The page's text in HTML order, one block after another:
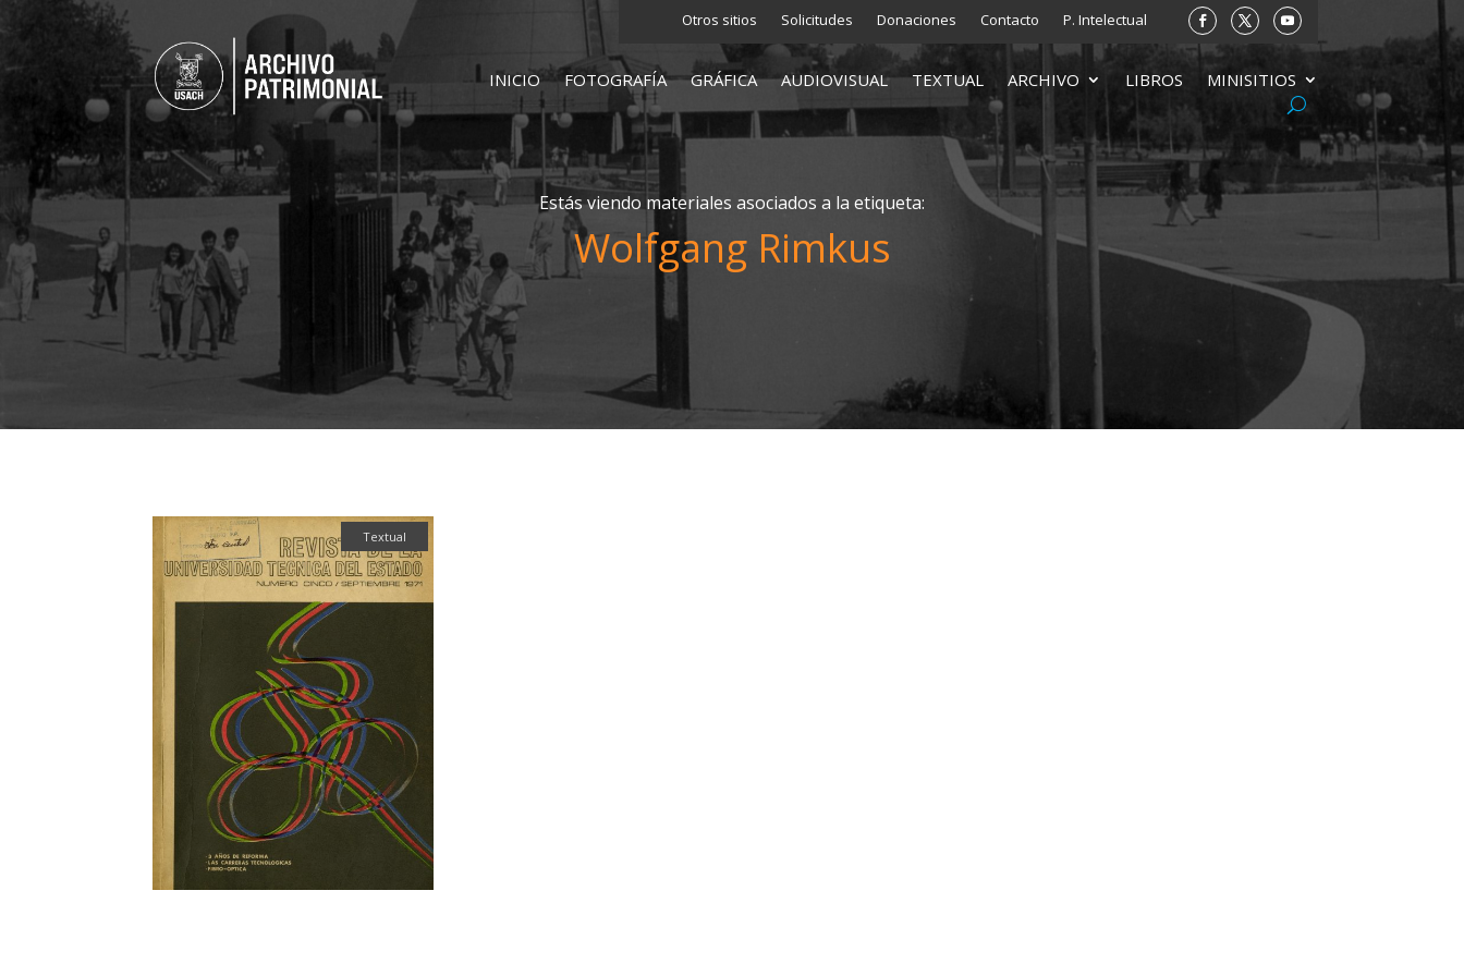
Otros sitios Solicitudes Donaciones Contacto P. Intelectual
INICIO FOTOGRAFÍA GRÁFICA AUDIOVISUAL TEXTUAL ARCHIVO LIBROS MINISITIOS
Estás viendo materiales asociados a la etiqueta:
Wolfgang Rimkus
Textual